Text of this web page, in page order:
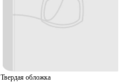
Твердая обложка